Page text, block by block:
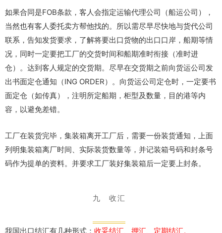
如果合同是FOB条款，客人会指定运输代理公司（船运公司），
当然也有客人委托卖方帮他找的。所以需尽早尽快地与货代公司
联系，告知发货要求，了解将要出口货物的出口口岸，船期等情
况，同时一定要把工厂的交货时间和船期准时衔接（准时进
仓）。达到客人规定的交货期。尽早在交货期之前向货运公司发
出书面定仓通知（ING ORDER）。向货运公司定仓时，一定要书
面定仓（如传真），注明所定船期，柜型及数量，目的港等内
容，以避免差错。
工厂在装货完毕，集装箱离开工厂后，需要一份装货通知，上面
列明集装箱离厂时间、实际装货数量等，并记装箱号码和封条号
码作为提单的资料。并要求工厂装好集装箱后一定要上封条。
九 收汇
我国出口结汇有几种形式： 收妥结汇、押汇、定期结汇。